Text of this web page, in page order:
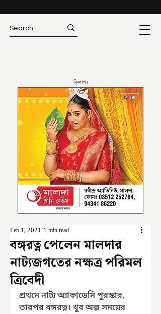
বিজ্ঞাপন
বঙ্গরত্ন পেলেন মালদার
নাট্যজগতের নক্ষত্র পরিমল
ত্রিবেদী
Feb 1, 2021 1 min read
প্রথমে নাট্য অ্যাকাডেমি পুরস্কার,
তারপর বঙ্গরত্ন। খুব অল্প সময়ের